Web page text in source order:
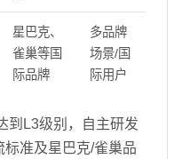
星巴克、
雀巢等国
际品牌
多品牌
场景/国
际用户
到L3级别，自主研发
准及星巴克/雀巢品